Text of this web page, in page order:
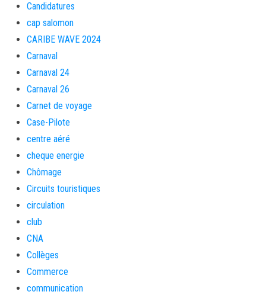
Candidatures
cap salomon
CARIBE WAVE 2024
Carnaval
Carnaval 24
Carnaval 26
Carnet de voyage
Case-Pilote
centre aéré
cheque energie
Chômage
Circuits touristiques
circulation
club
CNA
Collèges
Commerce
communication